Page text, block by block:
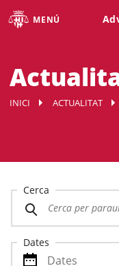
MENÚ
INICI ACTUALITAT
Cerca
Dates